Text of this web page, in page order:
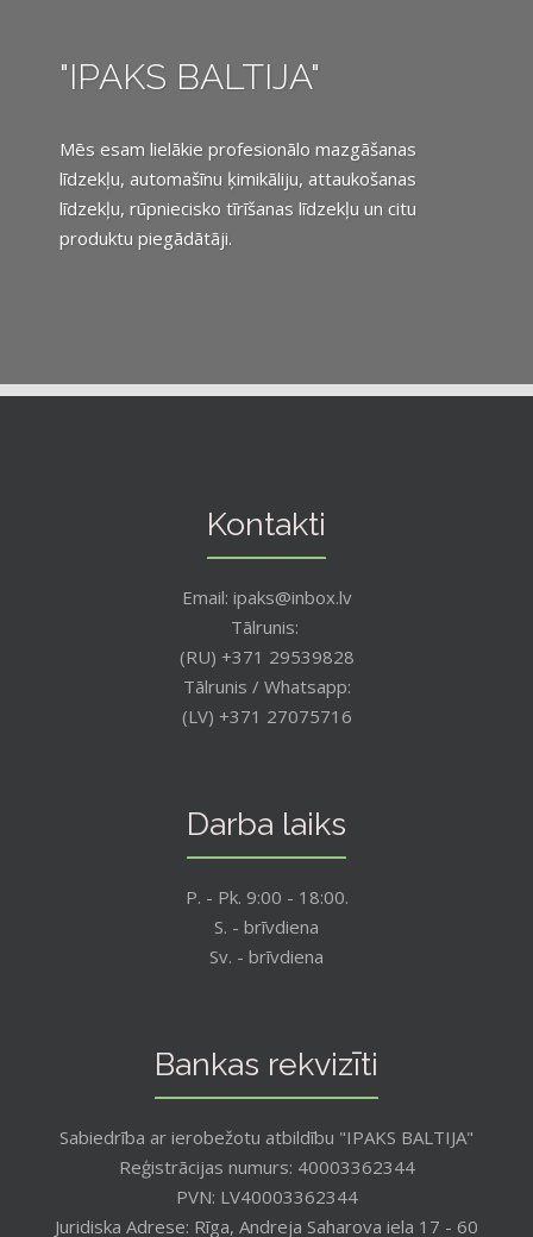
"IPAKS BALTIJA"
Mēs esam lielākie profesionālo mazgāšanas
līdzekļu, automašīnu ķimikāliju, attaukošanas
līdzekļu, rūpniecisko tīrīšanas līdzekļu un citu
produktu piegādātāji.
Kontakti
Email: ipaks@inbox.lv
Tālrunis:
(RU) +371 29539828
Tālrunis / Whatsapp:
(LV) +371 27075716
Darba laiks
P. - Pk. 9:00 - 18:00.
S. - brīvdiena
Sv. - brīvdiena
Bankas rekvizīti
Sabiedrība ar ierobežotu atbildību "IPAKS BALTIJA"
Reģistrācijas numurs: 40003362344
PVN: LV40003362344
Juridiska Adrese: Rīga, Andreja Saharova iela 17 - 60